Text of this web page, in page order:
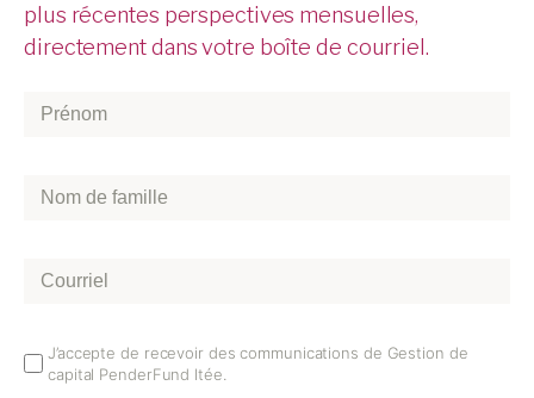
plus récentes perspectives mensuelles,
directement dans votre boîte de courriel.
Prénom*
Nom
Courriel*
Email
Opt
J’accepte de recevoir des communications de Gestion de
capital PenderFund ltée.